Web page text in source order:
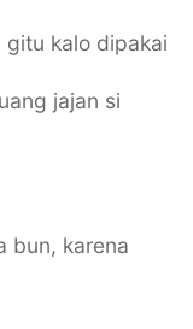
kalo dipakai
jajan si
bun, karena